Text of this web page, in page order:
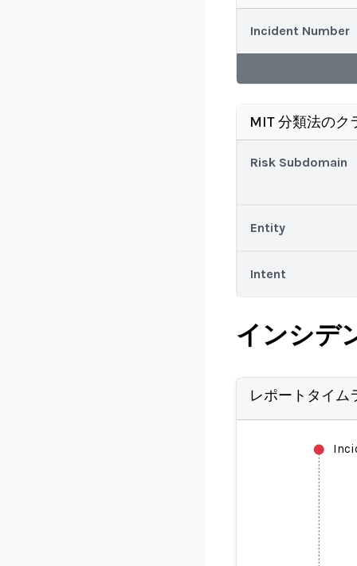
Incident Number
MIT 分類法のク
Risk Subdomain
Entity
Intent
インシデ
レポートタイム